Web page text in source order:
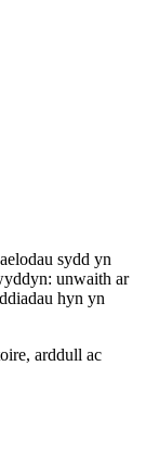
sydd yn
unwaith ar
hyn yn
arddull ac